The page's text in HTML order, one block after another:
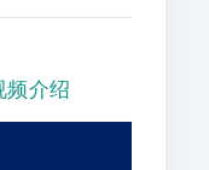
介绍